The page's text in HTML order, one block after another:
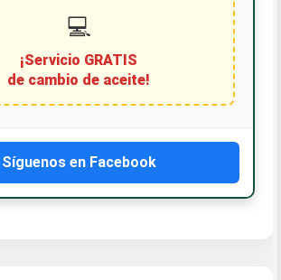
💻
¡Servicio GRATIS
de cambio de aceite!
Síguenos en Facebook